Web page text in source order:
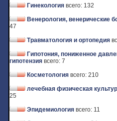
Гинекология всего: 132
Венерология, венерические
47
Травматология и ортопедия
Гипотония, пониженное
гипотензия всего: 7
Косметология всего: 210
лечебная физическая
25
Эпидемиология всего: 11